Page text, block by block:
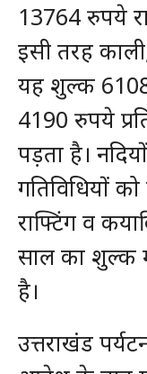
13764 रुपये
इसी तरह
यह शुल्क
4190 रुपये
पड़ता है।
गतिविधियों
राफ्टिंग व
साल का शुल्क
है।
उत्तराखंड